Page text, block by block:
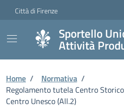
Skip to Main Content
Vai ai contenuti
Vai al footer
Città di Firenze
Sportello
Attività
Home / Normativa /
Regolamento tutela Centro
Centro Unesco (All.2)